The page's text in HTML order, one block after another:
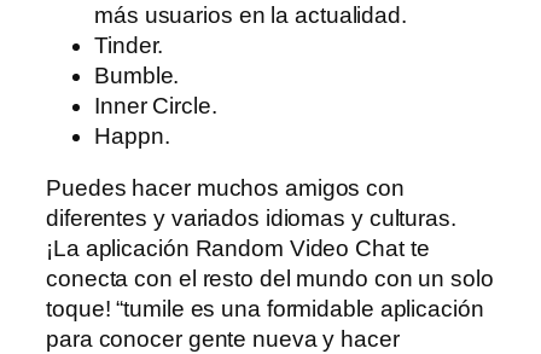
más usuarios en la actualidad.
Tinder.
Bumble.
Inner Circle.
Happn.
Puedes hacer muchos amigos con
diferentes y variados idiomas y culturas.
¡La aplicación Random Video Chat te
conecta con el resto del mundo con un solo
toque! “tumile es una formidable aplicación
para conocer gente nueva y hacer